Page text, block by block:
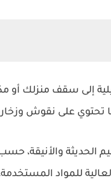
إلى سقف منزلك أو
تحتوي على نقوش
الحديثة
للمواد